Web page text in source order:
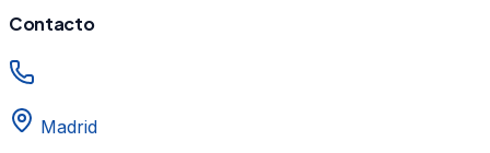
Contacto
Madrid